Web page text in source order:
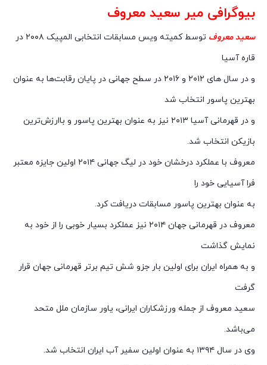
بیوگرافی میر سعید معروف
سعید معروف
توسط کمیته ویس مسابقات انتخابی المپیک ۲۰۰۸ در
قاره آسیا
و در سال های ۲۰۱۲ و ۲۰۱۶ در سطح جهانی در پایان رقابت‌ها به عنوان
بهترین پاسور انتخاب شد
و در قهرمانی آسیا ۲۰۱۳ نیز به عنوان بهترین پاسور و باارزش‌ترین
بازیکن انتخاب شد.
معروف با عملکرد درخشان خود در لیگ جهانی ۲۰۱۴ اولین جایزه معتبر
فرا آسیایی خود را
به عنوان بهترین پاسور مسابقات دریافت کرد.
معروف در قهرمانی جهان ۲۰۱۴ نیز عملکرد بسیار خوبی را از خود به
نمایش گذاشت
و به همراه ایران برای اولین بار جزو شش تیم برتر قهرمانی جهان قرار
گرفت
سعید معروف از جمله ورزشکاران ایرانی، یاور سازمان ملل متحد
می‌باشد.
وی در سال ۱۳۹۴ به عنوان اولین سفیر آب ایران انتخاب شد.